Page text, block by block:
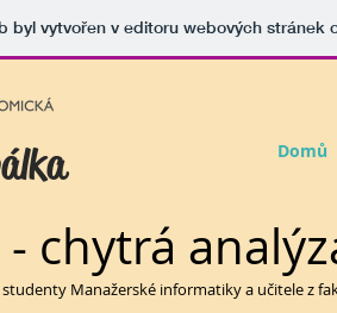
byl vytvořen v editoru webových stránek
Domů
- chytrá
Manažerské informatiky a učitele z